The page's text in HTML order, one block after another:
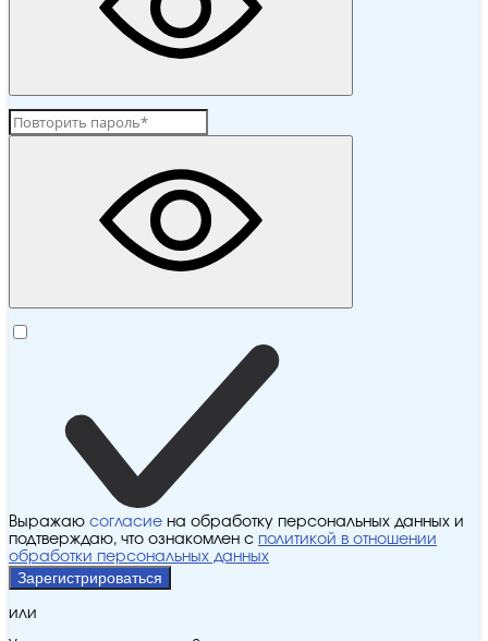
Выражаю согласие на обработку персональных данных и
подтверждаю, что ознакомлен с политикой в отношении
обработки персональных данных
Зарегистрироваться
или